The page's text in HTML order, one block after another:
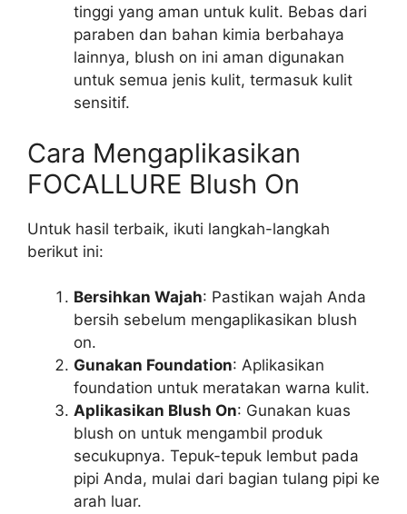
tinggi yang aman untuk kulit. Bebas dari
paraben dan bahan kimia berbahaya
lainnya, blush on ini aman digunakan
untuk semua jenis kulit, termasuk kulit
sensitif.
Cara Mengaplikasikan
FOCALLURE Blush On
Untuk hasil terbaik, ikuti langkah-langkah
berikut ini:
Bersihkan Wajah: Pastikan wajah Anda
bersih sebelum mengaplikasikan blush
on.
Gunakan Foundation: Aplikasikan
foundation untuk meratakan warna kulit.
Aplikasikan Blush On: Gunakan kuas
blush on untuk mengambil produk
secukupnya. Tepuk-tepuk lembut pada
pipi Anda, mulai dari bagian tulang pipi ke
arah luar.